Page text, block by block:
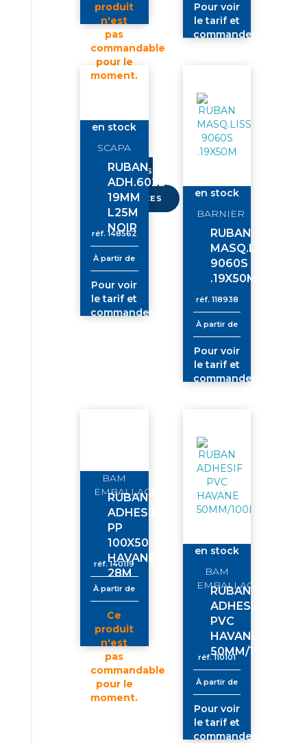
produit
n'est
pas
commandable
pour le
moment.
commander
vous
PLUS
DE
RÉFÉRENCES
Pour voir
le tarif et
commander
en stock
SCAPA
RUBAN
ADH.6022
19MM
L25M
NOIR
réf. 148562
À partir de
Pour voir
le tarif et
commander
en stock
BARNIER
RUBAN
MASQ.LISSE
9060S
.19X50M
réf. 118938
À partir de
Pour voir
le tarif et
commander
BAM
EMBALLAGE
RUBAN
ADHESIF
PP
100X50
HAVANE
28M
réf.140119
À partir de
Ce
produit
n'est
pas
commandable
pour le
moment.
en stock
BAM
EMBALLAGE
RUBAN
ADHESIF
PVC
HAVANE
50MM/100M
réf.110101
À partir de
Pour voir
le tarif et
commander